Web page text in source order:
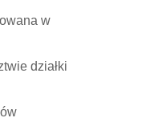
w
działki